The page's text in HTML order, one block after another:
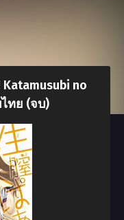
Katamusubi no
ทย (จบ)